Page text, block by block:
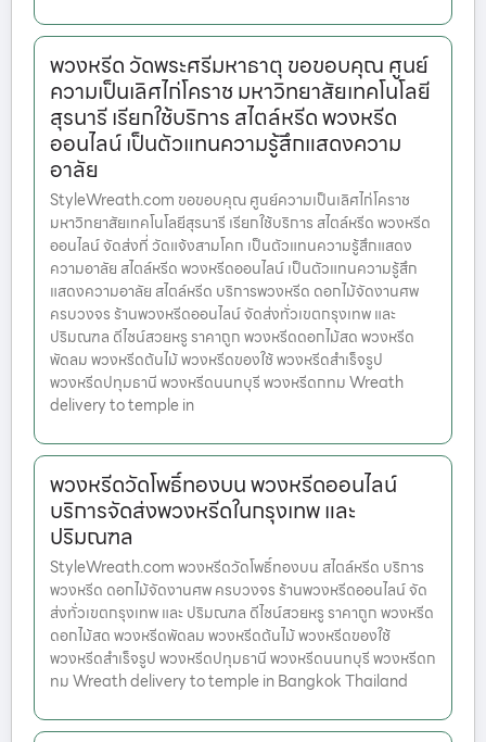
พวงหรีด วัดพระศรีมหาธาตุ ขอขอบคุณ ศูนย์
ความเป็นเลิศไก่โคราช มหาวิทยาสัยเทคโนโลยี
สุรนารี เรียกใช้บริการ สไตล์หรีด พวงหรีด
ออนไลน์ เป็นตัวแทนความรู้สึกแสดงความ
อาลัย
StyleWreath.com ขอขอบคุณ ศูนย์ความเป็นเลิศไก่โคราช
มหาวิทยาสัยเทคโนโลยีสุรนารี เรียกใช้บริการ สไตล์หรีด พวงหรีด
ออนไลน์ จัดส่งที่ วัดแจ้งสามโคก เป็นตัวแทนความรู้สึกแสดง
ความอาลัย สไตล์หรีด พวงหรีดออนไลน์ เป็นตัวแทนความรู้สึก
แสดงความอาลัย สไตล์หรีด บริการพวงหรีด ดอกไม้จัดงานศพ
ครบวงจร ร้านพวงหรีดออนไลน์ จัดส่งทั่วเขตกรุงเทพ และ
ปริมณฑล ดีไซน์สวยหรู ราคาถูก พวงหรีดดอกไม้สด พวงหรีด
พัดลม พวงหรีดต้นไม้ พวงหรีดของใช้ พวงหรีดสำเร็จรูป
พวงหรีดปทุมธานี พวงหรีดนนทบุรี พวงหรีดกทม Wreath
delivery to temple in
พวงหรีดวัดโพธิ์ทองบน พวงหรีดออนไลน์
บริการจัดส่งพวงหรีดในกรุงเทพ และ
ปริมณฑล
StyleWreath.com พวงหรีดวัดโพธิ์ทองบน สไตล์หรีด บริการ
พวงหรีด ดอกไม้จัดงานศพ ครบวงจร ร้านพวงหรีดออนไลน์ จัด
ส่งทั่วเขตกรุงเทพ และ ปริมณฑล ดีไซน์สวยหรู ราคาถูก พวงหรีด
ดอกไม้สด พวงหรีดพัดลม พวงหรีดต้นไม้ พวงหรีดของใช้
พวงหรีดสำเร็จรูป พวงหรีดปทุมธานี พวงหรีดนนทบุรี พวงหรีดก
ทม Wreath delivery to temple in Bangkok Thailand